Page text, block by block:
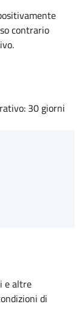
contrario
30 giorni
e altre
di